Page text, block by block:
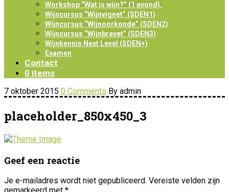
Workshop “Wat is wijn?” (1 avond).
Wijncursus “Wijnvignet” (SDEN1)
Wijncursus “Wijnoorkonde” (SDEN2)
Wijncursus “Wijnbrevet” (SDEN3)
Wijnkennis Next Level (SDEN+)
Examen
Contact
0 items
7 oktober 2015 0 Comments By admin
placeholder_850x450_3
Geef een reactie
Je e-mailadres wordt niet gepubliceerd. Vereiste velden zijn